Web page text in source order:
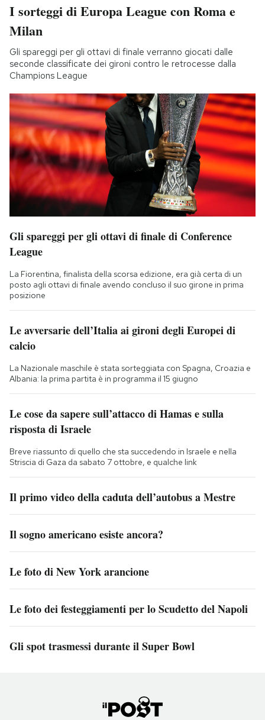
I sorteggi di Europa League con Roma e
Milan
Gli spareggi per gli ottavi di finale verranno giocati dalle
seconde classificate dei gironi contro le retrocesse dalla
Champions League
Gli spareggi per gli ottavi di finale di Conference
League
La Fiorentina, finalista della scorsa edizione, era già certa di un
posto agli ottavi di finale avendo concluso il suo girone in prima
posizione
Le avversarie dell’Italia ai gironi degli Europei di
calcio
La Nazionale maschile è stata sorteggiata con Spagna, Croazia e
Albania: la prima partita è in programma il 15 giugno
Le cose da sapere sull’attacco di Hamas e sulla
risposta di Israele
Breve riassunto di quello che sta succedendo in Israele e nella
Striscia di Gaza da sabato 7 ottobre, e qualche link
Il primo video della caduta dell’autobus a Mestre
Il sogno americano esiste ancora?
Le foto di New York arancione
Le foto dei festeggiamenti per lo Scudetto del Napoli
Gli spot trasmessi durante il Super Bowl